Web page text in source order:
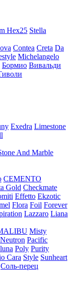
Hex25 Stella
Contea Creta Da
Michelangelo
Бормио Вивальди
Exedra Limestone
And Marble
CEMENTO
Gold Checkmate
Effetto Ekzotic
Flora Foil Forever
Lazzaro Liana
Misty
Neutron Pacific
Poly Purity
Cara Style Sunheart
Соль-перец